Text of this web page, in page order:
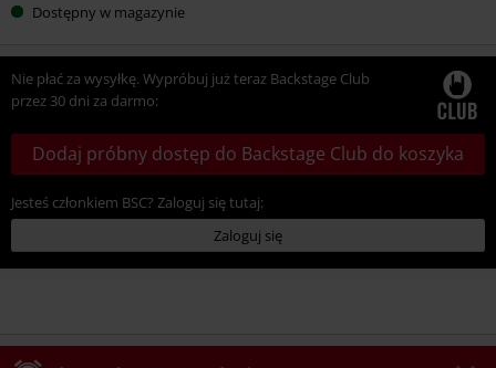
swójDostępny w magazynie
Nie płać za wysyłkę. Wypróbuj już teraz Backstage Club
przez 30 dni za darmo:
Dodaj próbny dostęp do Backstage Club do koszyka
Jesteś członkiem BSC? Zaloguj się tutaj:
Zaloguj się